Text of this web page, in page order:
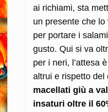
ai richiami, sta
un presente che
per portare i
gusto. Qui si va
per i neri, l’attesa
altrui e rispetto del
macellati giù a
insaturi oltre il